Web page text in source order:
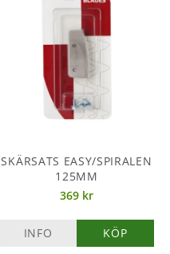
SKÄRSATS EASY/SPIRALEN
125MM
369 kr
INFO KÖP